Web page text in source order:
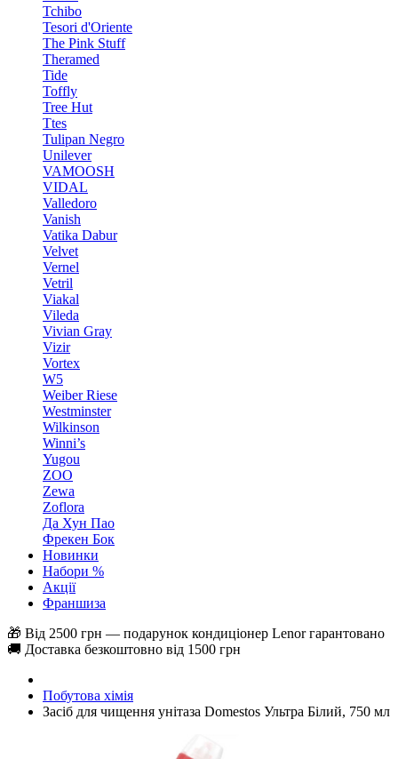
Tchibo
Tesori d'Oriente
The Pink Stuff
Theramed
Tide
Toffly
Tree Hut
Ttes
Tulipan Negro
Unilever
VAMOOSH
VIDAL
Valledoro
Vanish
Vatika Dabur
Velvet
Vernel
Vetril
Viakal
Vileda
Vivian Gray
Vizir
Vortex
W5
Weiber Riese
Westminster
Wilkinson
Winni’s
Yugou
ZOO
Zewa
Zoflora
Да Хун Пао
Фрекен Бок
Новинки
Набори %
Акції
Франшиза
🎁 Від 2500 грн — подарунок кондиціонер Lenor гарантовано
🚚 Доставка безкоштовно від 1500 грн
Побутова хімія
Засіб для чищення унітаза Domestos Ультра Білий, 750 мл